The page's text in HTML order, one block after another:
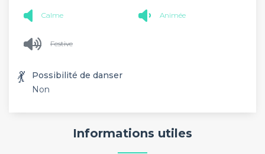
Calme Animée
Festive
💃
Possibilité de danser
Non
Informations utiles